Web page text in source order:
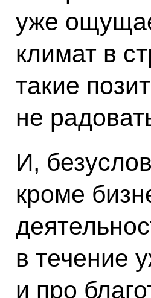
уже
климат в
такие
не
И,
кроме
в течение
и про